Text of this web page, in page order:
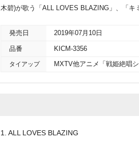
木碧)が歌う「ALL LOVES BLAZING」、「キ
発売日 2019年07月10日
品番 KICM-3356
タイアップ MXTV他アニメ「戦姫絶唱
1. ALL LOVES BLAZING